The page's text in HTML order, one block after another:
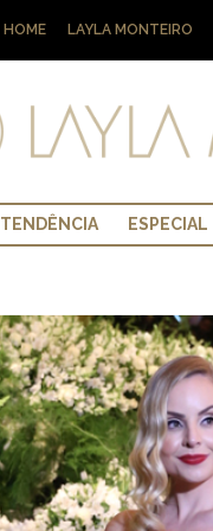
HOME LAYLA MONTEIRO
TENDÊNCIA ESPECIAL